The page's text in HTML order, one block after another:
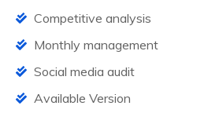
Competitive analysis
Monthly management
Social media audit
Available Version